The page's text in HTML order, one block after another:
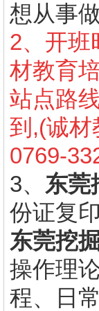
想从事
2、开班
材教育
站点路
到,(诚材
0769-
3、 东莞
份证复
东莞挖
操作理
程、日